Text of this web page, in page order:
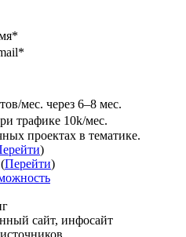
мес. через 6–8 мес.
трафике 10k/мес.
проектах в тематике.
)
Перейти)
сайт, инфосайт